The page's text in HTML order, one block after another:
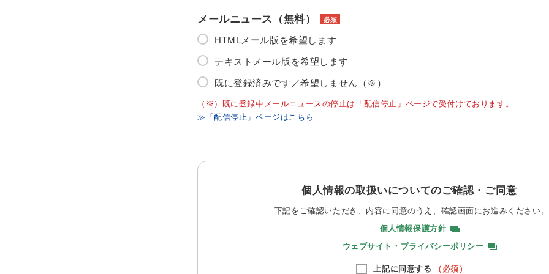
メールニュース（無料） 必須
HTMLメール版を希望します
テキストメール版を希望します
既に登録済みです／希望しません（※）
（※）既に登録中メールニュースの停止は「配信停止」ページで受付けております。
≫「配信停止」ページはこちら
個人情報の取扱いについてのご確認・ご同意
下記をご確認いただき、内容に同意のうえ、 確認画面にお進みください。
個人情報保護方針
ウェブサイト・プライバシーポリシー
上記に同意する （必須）